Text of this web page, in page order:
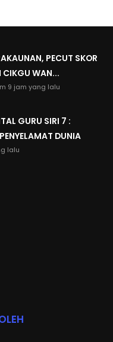
PECUT SKOR
CIKGU WAN...
9 jam yang lalu
GURU SIRI 7 :
DUNIA
lalu